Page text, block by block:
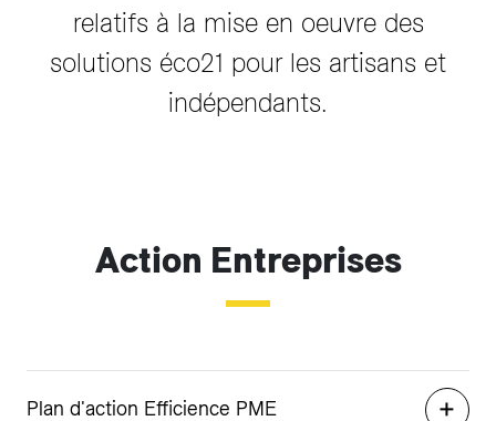
relatifs à la mise en oeuvre des
solutions éco21 pour les artisans et
indépendants.
Action Entreprises
Plan d'action Efficience PME